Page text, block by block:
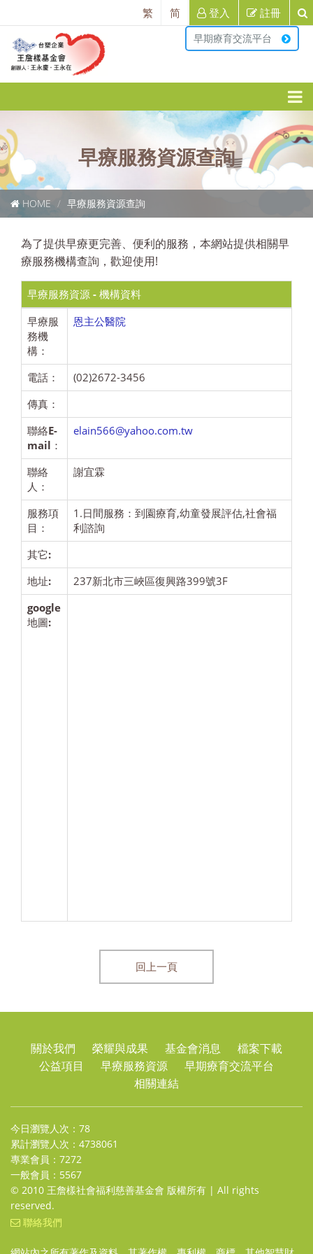
繁 简 登入 註冊
早期療育交流平台
早療服務資源查詢
HOME 早療服務資源查詢
為了提供早療更完善、便利的服務，本網站提供相關早
療服務機構查詢，歡迎使用!
早療服務資源 - 機構資料
早療服
務機
構：
恩主公醫院
電話：
(02)2672-3456
傳真：
聯絡E-
mail：
elain566@yahoo.com.tw
聯絡
人：
謝宜霖
服務項
目：
1.日間服務：到園療育,幼童發展評估,社會福
利諮詢
其它:
地址:
237新北市三峽區復興路399號3F
google
地圖:
回上一頁
關於我們 榮耀與成果 基金會消息
檔案下載
公益項目
早療服務資源
早期療育交流平台
相關連結
今日瀏覽人次：78
累計瀏覽人次：4738061
專業會員：7272
一般會員：5567
© 2010 王詹樣社會福利慈善基金會 版權所有 | All rights
reserved.
聯絡我們